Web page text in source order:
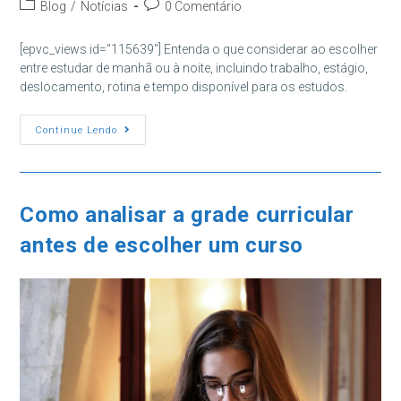
Categoria
post:
Blog / Notícias
Comentários
post:
0 Comentário
[epvc_views id="115639"] Entenda o que considerar ao escolher
entre estudar de manhã ou à noite, incluindo trabalho, estágio,
deslocamento, rotina e tempo disponível para os estudos.
Continue Lendo
Faculdade
De
Como
Escolher
Turno
Como analisar a grade curricular
antes de escolher um curso